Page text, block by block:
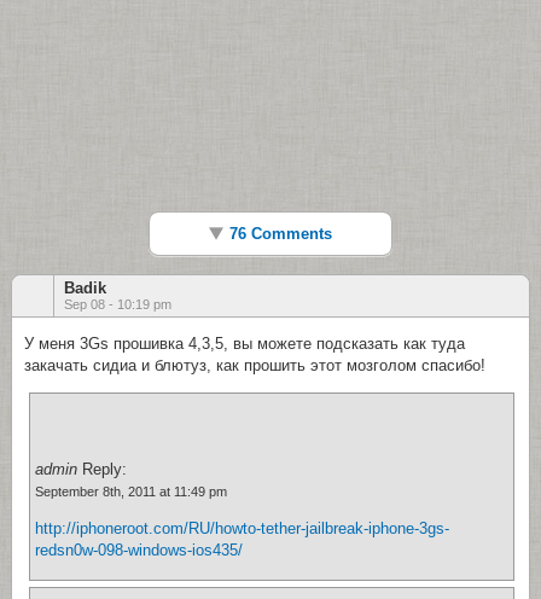
76 Comments
Badik
Sep 08 - 10:19 pm
У меня 3Gs прошивка 4,3,5, вы можете подсказать как туда
закачать сидиа и блютуз, как прошить этот мозголом спасибо!
admin Reply:
September 8th, 2011 at 11:49 pm
http://iphoneroot.com/RU/howto-tether-jailbreak-iphone-3gs-
redsn0w-098-windows-ios435/